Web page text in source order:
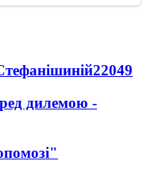
22049
дилемою -